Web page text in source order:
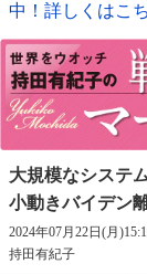
中！詳しくはこ
大規模なシステ
小動きバイデン
2024年07月22日(月
持田有紀子